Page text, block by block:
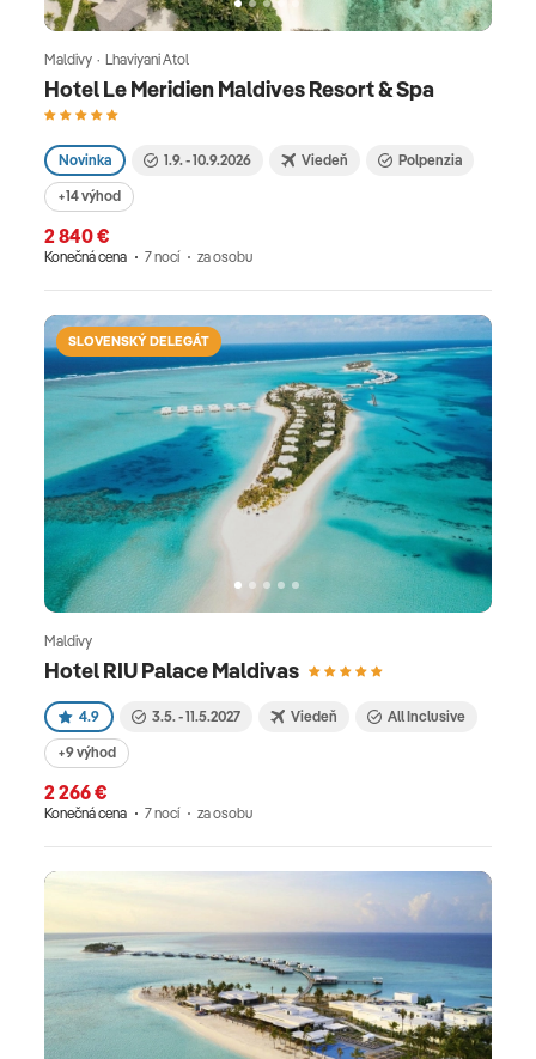
Hotel Le Meridien Maldives Resort & Spa
Maldivy · Lhaviyani Atol
Novinka 1.9. - 10.9.2026 Viedeň Polpenzia
+14 výhod
2 840 €
Konečná cena 7 nocí za osobu
SLOVENSKÝ DELEGÁT
Hotel RIU Palace Maldivas
Maldivy
4.9 3.5. - 11.5.2027 Viedeň All Inclusive
+9 výhod
2 266 €
Konečná cena 7 nocí za osobu